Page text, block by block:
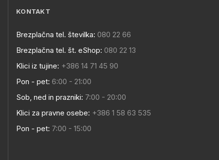
KONTAKT
Brezplačna tel. številka: 080 22 66
Brezplačna tel. št. eShop: 080 22 13
Klici iz tujine: +386 14 71 45 90
Pon - pet: 6:00 - 21:00
Sob, ned in prazniki: 7:00 - 20:00
Klici za pravne osebe: +386 1 58 63 535
Pon - pet: 7:00 - 15:00